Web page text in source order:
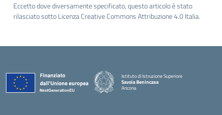
Eccetto dove diversamente specificato, questo articolo è stato
rilasciato sotto Licenza Creative Commons Attribuzione 4.0 Italia.
Istituto di Istruzione Superiore
Savoia Benincasa
Ancona